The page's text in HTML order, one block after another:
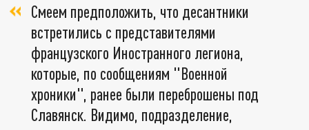
Смеем предположить, что десантники
встретились с представителями
французского Иностранного легиона,
которые, по сообщениям "Военной
хроники", ранее были переброшены под
Славянск. Видимо, подразделение,